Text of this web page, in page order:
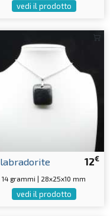
vedi il prodotto
12€
labradorite
14 grammi | 28x25x10 mm
vedi il prodotto